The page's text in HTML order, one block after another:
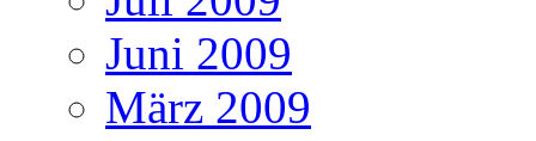
Juni 2009
März 2009